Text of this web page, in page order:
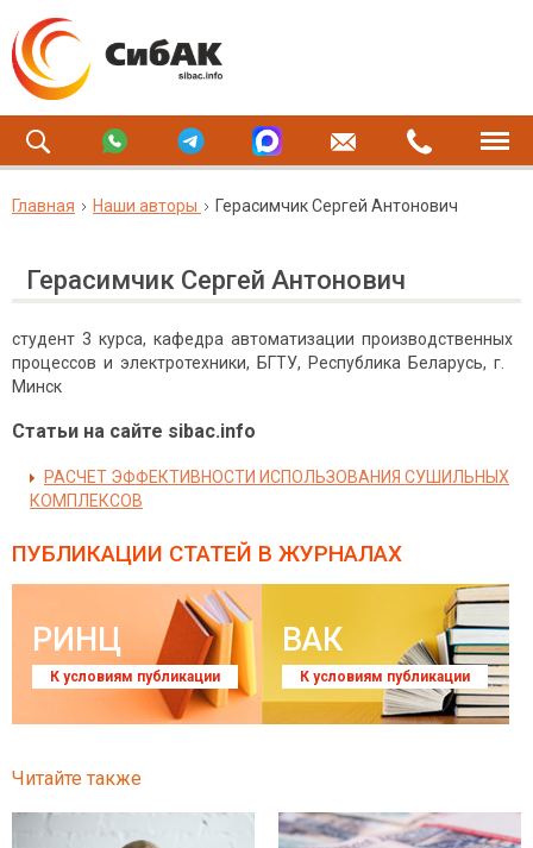
Главная Наши авторы Герасимчик Сергей Антонович
Герасимчик Сергей Антонович
студент 3 курса, кафедра автоматизации производственных
процессов и электротехники, БГТУ, Республика Беларусь, г.
Минск
Статьи на сайте sibac.info
РАСЧЕТ ЭФФЕКТИВНОСТИ ИСПОЛЬЗОВАНИЯ СУШИЛЬНЫХ
КОМПЛЕКСОВ
ПУБЛИКАЦИИ СТАТЕЙ В ЖУРНАЛАХ
РИНЦ
К условиям публикации
ВАК
К условиям публикации
Читайте также